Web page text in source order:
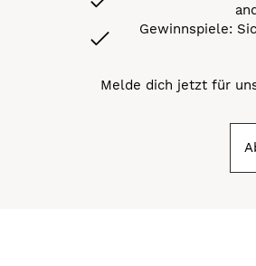
Gewinnspiele:
Melde dich jetzt für